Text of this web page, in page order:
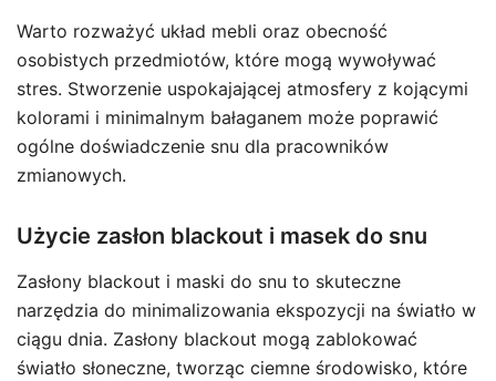
Warto rozważyć układ mebli oraz obecność
osobistych przedmiotów, które mogą wywoływać
stres. Stworzenie uspokajającej atmosfery z kojącymi
kolorami i minimalnym bałaganem może poprawić
ogólne doświadczenie snu dla pracowników
zmianowych.
Użycie zasłon blackout i masek do snu
Zasłony blackout i maski do snu to skuteczne
narzędzia do minimalizowania ekspozycji na światło w
ciągu dnia. Zasłony blackout mogą zablokować
światło słoneczne, tworząc ciemne środowisko, które